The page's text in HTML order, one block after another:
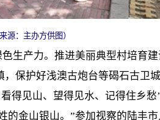
源：主办方供图）
生产力。推进美丽典型村培育
保护好浅澳古炮台等碣石古卫
得见山、望得见水、记得住乡愁
的金山银山。”参加视察的陆丰